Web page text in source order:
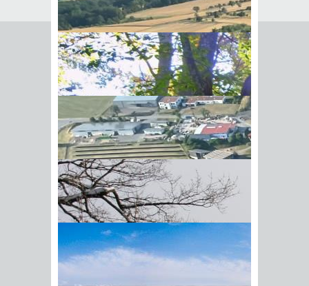
BIick vom Galgenberg auf
Hohenstadt
Steuerliche Aspekte
Der Vermögenszuwachs infolge Todes
unterliegt der Erbschaftsteuer, der
Vermögenszuwachs aufgrund einer
Schenkung unter Lebenden unterliegt
der Schenkungsteuer.
Die Schenkungsteuer ergänzt die
Erbschaftsteuer. Sie soll verhindern,
dass die Erbschaftsteuer durch eine
Schenkung zu Lebzeiten umgangen
wird. Für die Besteuerung von
Erbschaft und Schenkung gelten daher
weitgehend die gleichen Regeln.
Die deutsche Erbschaftsteuer wird
berechnet nach der Bereicherung des